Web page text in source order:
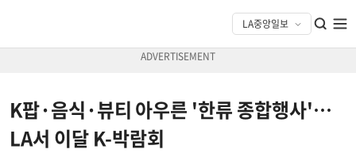
K팝·음식·뷰티 아우른 '한류 종합행사'…
LA서 이달 K-박람회